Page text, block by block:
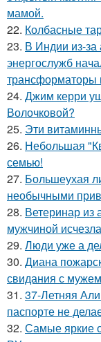
мамой.
22. Колбасные
23. В Индии из-
энергослужб
трансформаторы
24. Джим керри
Волочковой?
25. Эти
26. Небольшая
семью!
27. Большеухая
необычными
28. Ветеринар из
мужчиной
29. Люди уже а
30. Диана
свидания с
31. 37-Летняя
паспорте не
32. Самые яркие